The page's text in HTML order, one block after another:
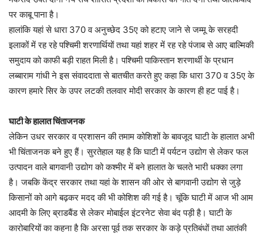
पर काबू पाना है।
हालांकि यहां से धारा 370 व अनुच्छेद 35ए को हटाए जाने से जम्मू के सरहदी
इलाकों में रह रहे पश्चिमी शरणार्थियों तथा यहां शहर में रह रहे पंजाब से आए बाल्मिकी
समुदाय को काफी बड़ी राहत मिली है। पश्चिमी पाकिस्तान शरणार्थी के प्रधान
लब्बाराम गांधी ने इस संवाददाता से बातचीत करते हुए कहा कि धारा 370 व 35ए के
कारण हमारे सिर के उपर लटकी तलवार मोदी सरकार के कारण ही हट पाई है।
घाटी के हालात चिंताजनक
लेकिन उधर सरकार व प्रशासन की तमाम कोशिशों के बावजूद घाटी के हालात अभी
भी चिंताजनक बने हुए हैं। सुरतेहाल यह है कि घाटी में पर्यटन उद्योग से लेकर फल
उत्पादन वाले बागवानी उद्योग को कश्मीर में बने हालात के चलते भारी धक्का लगा
है। जबकि केंद्र सरकार तथा यहां के शासन की ओर से बागवानी उद्योग से जुड़े
किसानों को आगे बढ़कर मदद की भी कोशिश की गई है। चूंकि घाटी में आज भी आम
आदमी के लिए ब्राडबैंड से लेकर मोबाईल इंटरनेट सेवा बंद पड़ी है। घाटी के
कारोबारियों का कहना है कि अरसा पूर्व तक सरकार के कड़े प्रतिबंधों तथा आतंकी